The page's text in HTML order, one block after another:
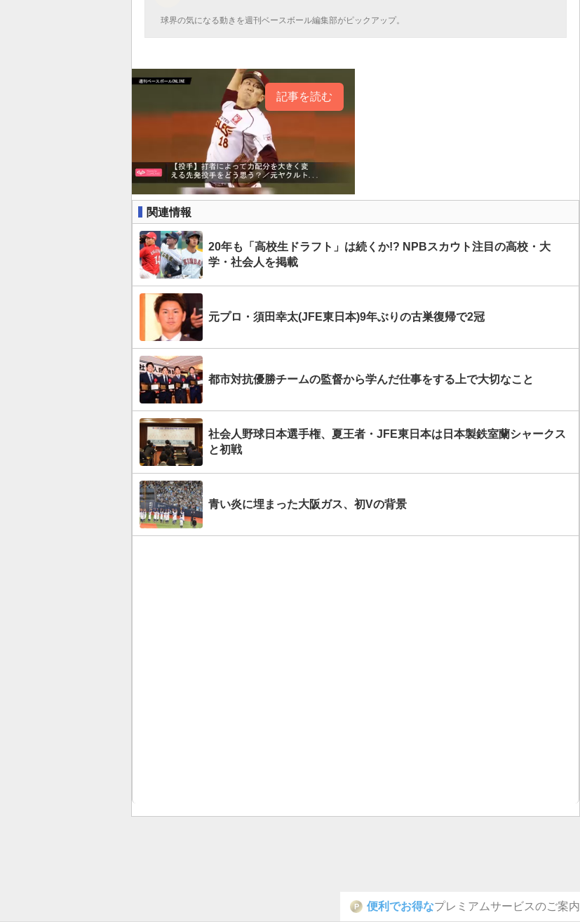
球界の気になる動きを週刊ベースボール編集部がピックアップ。
記事を読む
関連情報
20年も「高校生ドラフト」は続くか!? NPBスカウト注目の高校・大
学・社会人を掲載
元プロ・須田幸太(JFE東日本)9年ぶりの古巣復帰で2冠
都市対抗優勝チームの監督から学んだ仕事をする上で大切なこと
社会人野球日本選手権、夏王者・JFE東日本は日本製鉄室蘭シャークス
と初戦
青い炎に埋まった大阪ガス、初Vの背景
P 便利でお得なプレミアムサービスのご案内